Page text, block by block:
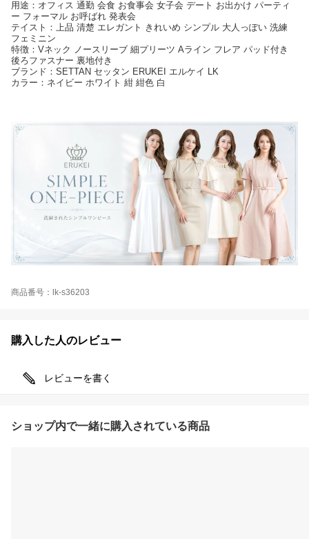
用途：オフィス 通勤 会食 お食事会 女子会 デート お出かけ パーティ
ー フォーマル お呼ばれ 発表会
テイスト：上品 清楚 エレガント きれいめ シンプル 大人っぽい 洗練
フェミニン
特徴：Vネック ノースリーブ 細プリーツ Aライン フレア パッド付き
後ろファスナー 裏地付き
ブランド：SETTAN セッタン ERUKEI エルケイ LK
カラー：ネイビー ホワイト 紺 紺色 白
商品番号：lk-s36203
購入した人のレビュー
レビューを書く
ショップ内で一緒に購入されている商品